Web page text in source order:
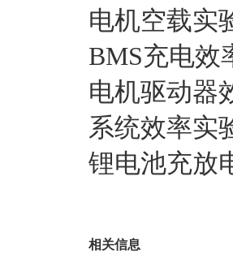
电机空载实
BMS充电效
电机驱动器
系统效率实
锂电池充放
相关信息